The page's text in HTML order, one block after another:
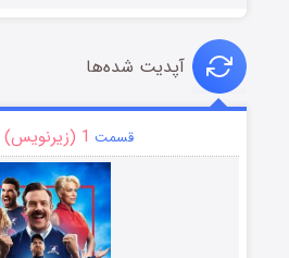
آپدیت شده‌ها
قسمت 1 (زیرنویس)